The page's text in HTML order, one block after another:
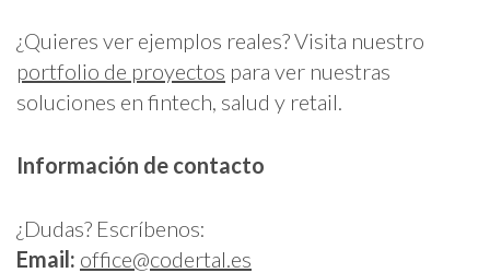
¿Quieres ver ejemplos reales? Visita nuestro
portfolio de proyectos para ver nuestras
soluciones en fintech, salud y retail.
Información de contacto
¿Dudas? Escríbenos:
Email: office@codertal.es